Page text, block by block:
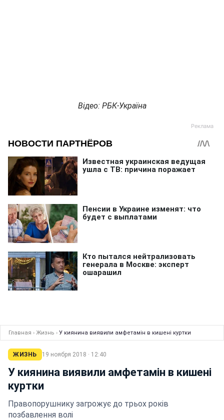
Відео: РБК-Україна
Главная › Жизнь › У киянина виявили амфетамін в кишені куртки
ЖИЗНЬ 19 ноября 2018 · 12:40
У киянина виявили амфетамін в кишені
куртки
Правопорушнику загрожує до трьох років
позбавлення волі